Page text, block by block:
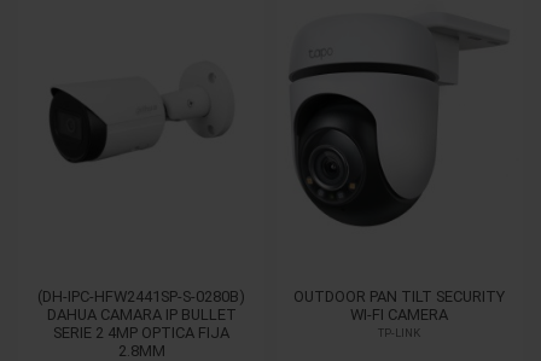
(DH-IPC-HFW2441SP-S-0280B)
DAHUA CAMARA IP BULLET
SERIE 2 4MP OPTICA FIJA
2.8MM
OUTDOOR PAN TILT SECURITY
WI-FI CAMERA
TP-LINK